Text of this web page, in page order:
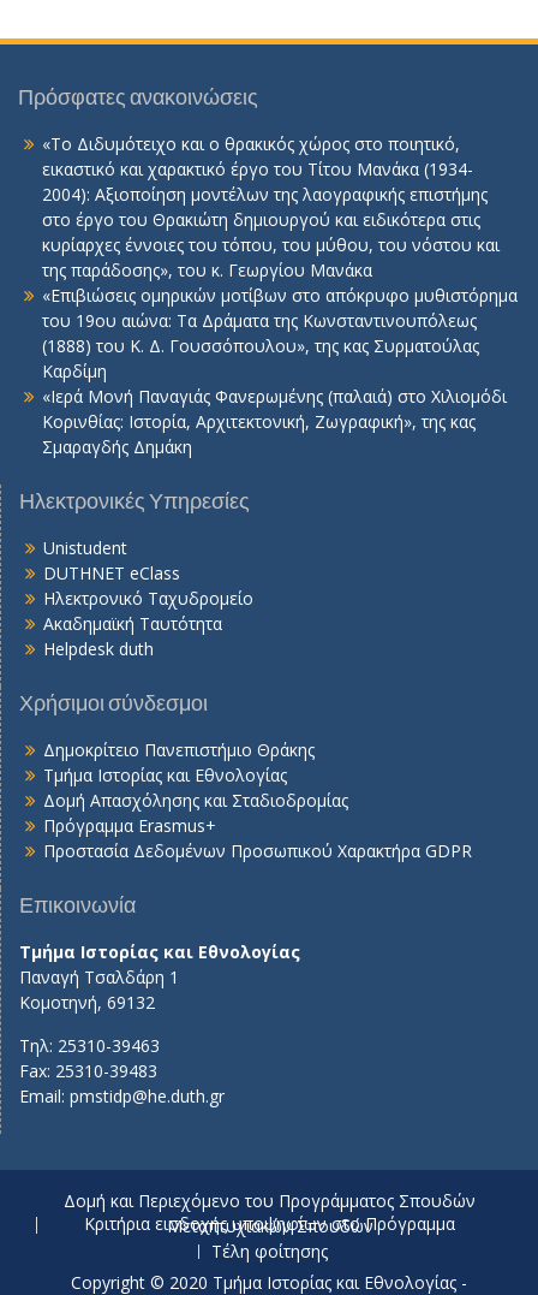
Πρόσφατες ανακοινώσεις
«Το Διδυμότειχο και ο θρακικός χώρος στο ποιητικό,
εικαστικό και χαρακτικό έργο του Τίτου Μανάκα (1934-
2004): Αξιοποίηση μοντέλων της λαογραφικής επιστήμης
στο έργο του Θρακιώτη δημιουργού και ειδικότερα στις
κυρίαρχες έννοιες του τόπου, του μύθου, του νόστου και
της παράδοσης», του κ. Γεωργίου Μανάκα
«Επιβιώσεις ομηρικών μοτίβων στο απόκρυφο μυθιστόρημα
του 19ου αιώνα: Τα Δράματα της Κωνσταντινουπόλεως
(1888) του Κ. Δ. Γουσσόπουλου», της κας Συρματούλας
Καρδίμη
«Ιερά Μονή Παναγιάς Φανερωμένης (παλαιά) στο Χιλιομόδι
Κορινθίας: Ιστορία, Αρχιτεκτονική, Ζωγραφική», της κας
Σμαραγδής Δημάκη
Ηλεκτρονικές Υπηρεσίες
Unistudent
DUTHNET eClass
Ηλεκτρονικό Ταχυδρομείο
Ακαδημαϊκή Ταυτότητα
Helpdesk duth
Χρήσιμοι σύνδεσμοι
Δημοκρίτειο Πανεπιστήμιο Θράκης
Τμήμα Ιστορίας και Εθνολογίας
Δομή Απασχόλησης και Σταδιοδρομίας
Πρόγραμμα Erasmus+
Προστασία Δεδομένων Προσωπικού Χαρακτήρα GDPR
Επικοινωνία
Τμήμα Ιστορίας και Εθνολογίας
Παναγή Τσαλδάρη 1
Κομοτηνή, 69132
Τηλ: 25310-39463
Fax: 25310-39483
Email: pmstidp@he.duth.gr
Δομή και Περιεχόμενο του Προγράμματος Σπουδών
Κριτήρια εισδοχής υποψηφίων στο Πρόγραμμα Μεταπτυχιακών Σπουδών
Τέλη φοίτησης
Copyright © 2020 Τμήμα Ιστορίας και Εθνολογίας -